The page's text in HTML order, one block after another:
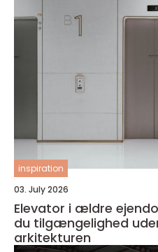
inspiration
03. July 2026
Elevator i ældre
du tilgængelighed
arkitekturen